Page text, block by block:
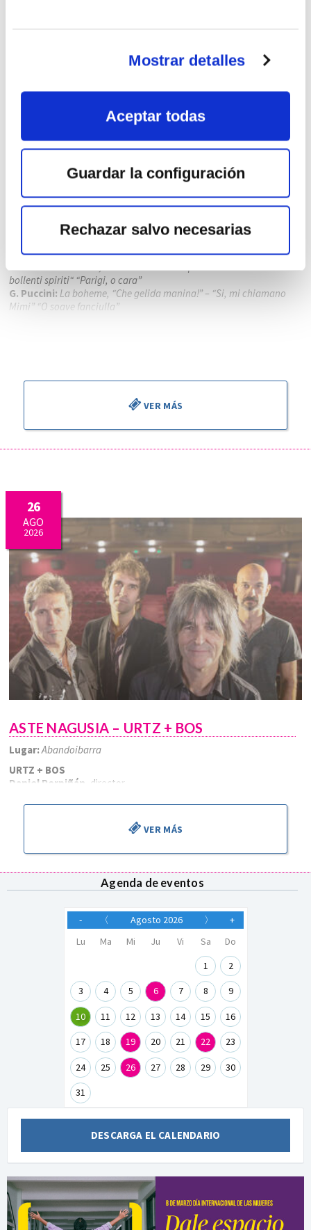
Mostrar detalles
Aceptar todas
Guardar la configuración
Rechazar salvo necesarias
FESTIVAL INTERNACIONAL DE
Lugar:Palacio de Festivales de Cantabria
La forza del destino, obertura
“Parmi veder le lagrime”
“Tombe degli avi miei” – “Verranno a te sull’aure”
m’épouvante” – “La fleur que tu m’avais jetée”
G. Verdi:La Traviata, “Ah fors’è lui… Sempre libera” – “De miei
bollenti spiriti“ “Parigi, o cara”
G. Puccini: La boheme, “Che gelida manina!” – “Si, mi chiamano
Mimi” “O soave fanciulla”
VER MÁS
26
AGO
2026
ASTE NAGUSIA – URTZ + BOS
Lugar:Abandoibarra
URTZ + BOS
Daniel Perpiñán
, director
VER MÁS
Agenda de eventos
- 〈 Agosto 2026 〉
+
Lu
Ma Mi Ju Vi Sa
Do
1
2
3 4 5 6 7 8 9
10 11 12 13 14 15 16
17 18 19 20 21 22 23
24 25 26 27 28 29 30
31
DESCARGA EL CALENDARIO